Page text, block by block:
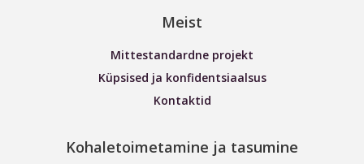
Meist
Mittestandardne projekt
Küpsised ja konfidentsiaalsus
Kontaktid
Kohaletoimetamine ja tasumine